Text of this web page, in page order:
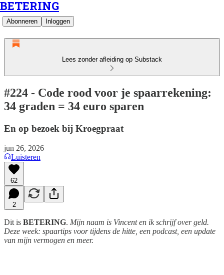
BETERING
Abonneren Inloggen
Lees zonder afleiding op Substack
#224 - Code rood voor je spaarrekening:
34 graden = 34 euro sparen
En op bezoek bij Kroegpraat
jun 26, 2026
Luisteren
62
2
Dit is BETERING. Mijn naam is Vincent en ik schrijf over geld.
Deze week: spaartips voor tijdens de hitte, een podcast, een update
van mijn vermogen en meer.